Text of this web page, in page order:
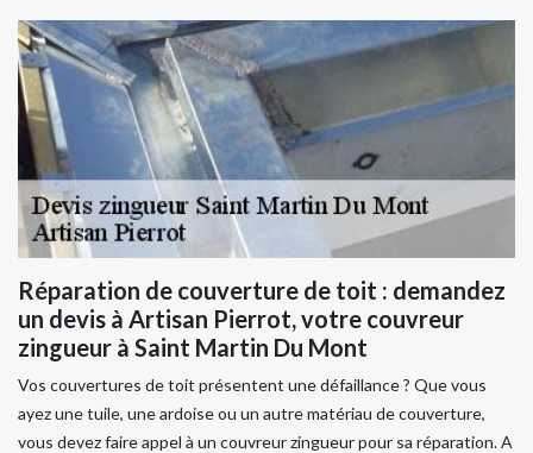
Réparation de couverture de toit : demandez
un devis à Artisan Pierrot, votre couvreur
zingueur à Saint Martin Du Mont
Vos couvertures de toit présentent une défaillance ? Que vous
ayez une tuile, une ardoise ou un autre matériau de couverture,
vous devez faire appel à un couvreur zingueur pour sa réparation. A